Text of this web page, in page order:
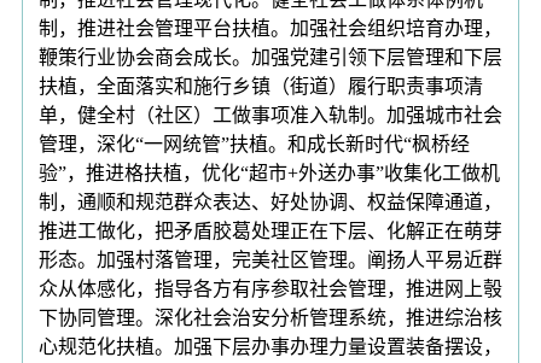
制，推进社会管理平台扶植。加强社会组织培育办理，
鞭策行业协会商会成长。加强党建引领下层管理和下层
扶植，全面落实和施行乡镇（街道）履行职责事项清
单，健全村（社区）工做事项准入轨制。加强城市社会
管理，深化“一网统管”扶植。和成长新时代“枫桥经
验”，推进格扶植，优化“超市+外送办事”收集化工做机
制，通顺和规范群众表达、好处协调、权益保障通道，
推进工做化，把矛盾胶葛处理正在下层、化解正在萌芽
形态。加强村落管理，完美社区管理。阐扬人平易近群
众从体感化，指导各方有序参取社会管理，推进网上彀
下协同管理。深化社会治安分析管理系统，推进综治核
心规范化扶植。加强下层办事办理力量设置装备摆设，